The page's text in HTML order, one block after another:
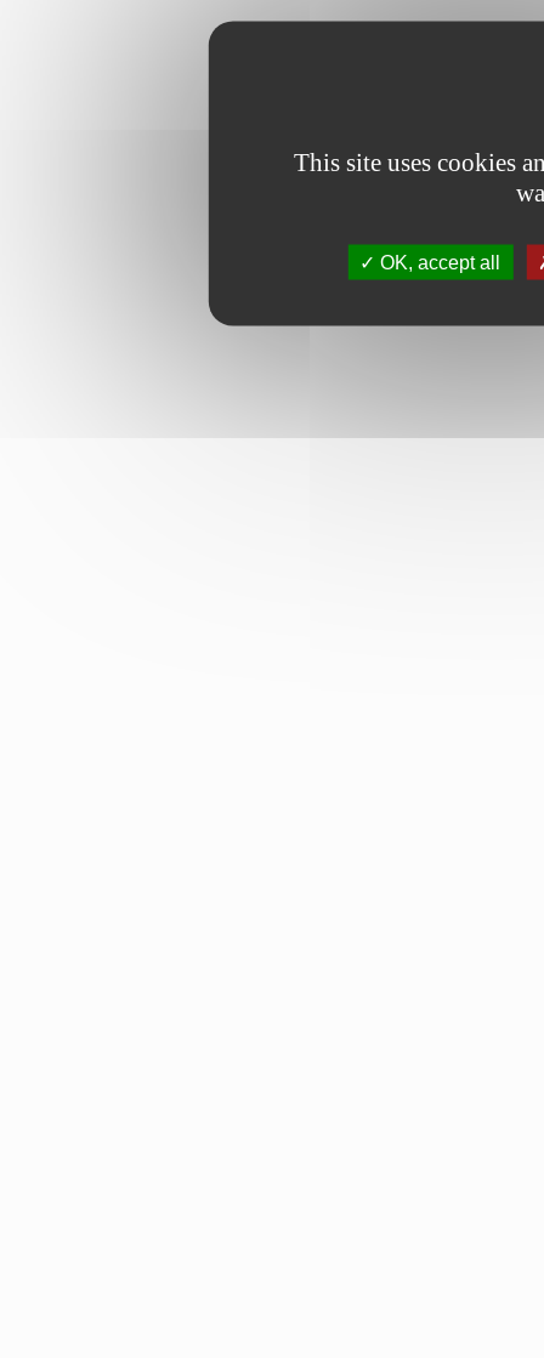
This site uses cookies
OK, accept all